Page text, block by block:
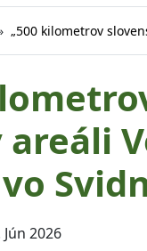
„500 kilometrov
areáli
Jún 2026